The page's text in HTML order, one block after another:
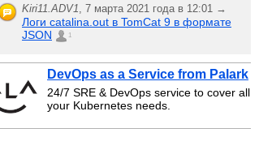
Kiri11.ADV1, 7 марта 2021 года в 12:01 →
Логи catalina.out в TomCat 9 в формате
JSON
1
DevOps as a Service from Palark
24/7 SRE & DevOps service to cover all
your Kubernetes needs.